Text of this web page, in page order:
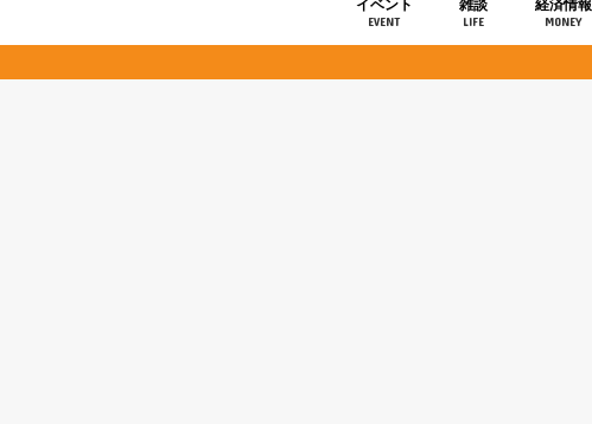
イベント
EVENT
雑談
LIFE
経済情報
MONEY